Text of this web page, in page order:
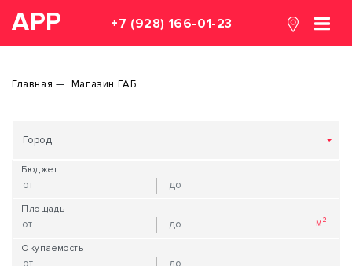
АРР +7 (928) 166-01-23
Главная Магазин ГАБ
Город
Бюджет
Площадь
Окупаемость